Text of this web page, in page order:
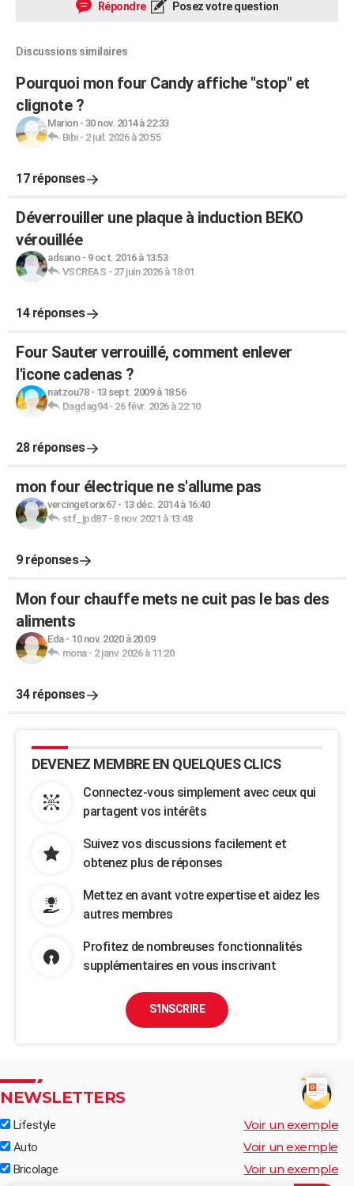
Répondre Posez votre question
Discussions similaires
Pourquoi mon four Candy affiche "stop" et
clignote ?
Marion- 30 nov. 2014 à 22:33
Bibi- 2 juil. 2026 à 20:55
17 réponses
Déverrouiller une plaque à induction BEKO
vérouillée
adsano- 9 oct. 2016 à 13:53
VSCREAS - 27 juin 2026 à 18:01
14 réponses
Four Sauter verrouillé, comment enlever
l'icone cadenas ?
natzou78- 13 sept. 2009 à 18:56
Dagdag94- 26 févr. 2026 à 22:10
28 réponses
mon four électrique ne s'allume pas
vercingetorix67- 13 déc. 2014 à 16:40
stf_jpd87- 8 nov. 2021 à 13:48
9 réponses
Mon four chauffe mets ne cuit pas le bas des
aliments
Eda- 10 nov. 2020 à 20:09
mona- 2 janv. 2026 à 11:20
34 réponses
DEVENEZ MEMBRE EN QUELQUES CLICS
Connectez-vous simplement avec ceux qui
partagent vos intérêts
Suivez vos discussions facilement et
obtenez plus de réponses
Mettez en avant votre expertise et aidez les
autres membres
Profitez de nombreuses fonctionnalités
supplémentaires en vous inscrivant
S'INSCRIRE
NEWSLETTERS
Lifestyle Voir un exemple
Auto Voir un exemple
Bricolage Voir un exemple